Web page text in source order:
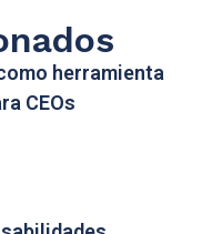
herramienta
CEOs